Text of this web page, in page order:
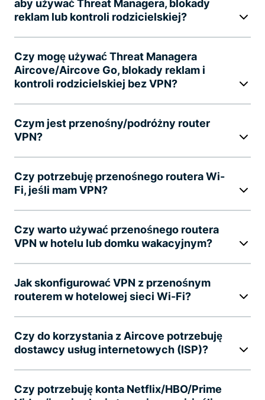
aby używać Threat Managera, blokady
reklam lub kontroli rodzicielskiej?
Czy mogę używać Threat Managera
Aircove/Aircove Go, blokady reklam i
kontroli rodzicielskiej bez VPN?
Czym jest przenośny/podróżny router
VPN?
Czy potrzebuję przenośnego routera Wi-
Fi, jeśli mam VPN?
Czy warto używać przenośnego routera
VPN w hotelu lub domku wakacyjnym?
Jak skonfigurować VPN z przenośnym
routerem w hotelowej sieci Wi-Fi?
Czy do korzystania z Aircove potrzebuję
dostawcy usług internetowych (ISP)?
Czy potrzebuję konta Netflix/HBO/Prime